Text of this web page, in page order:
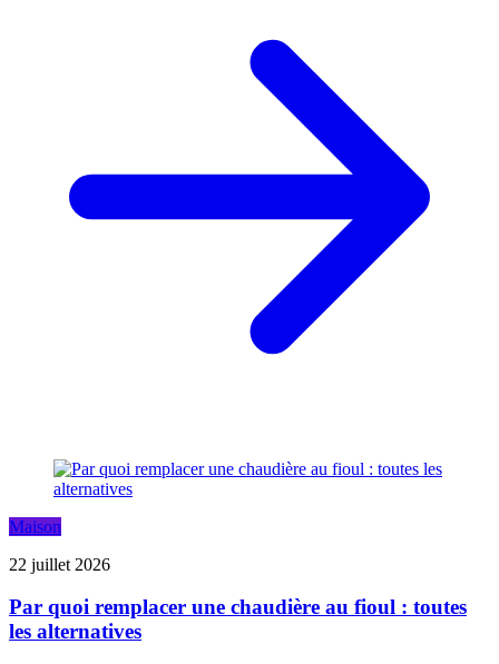
Maison
22 juillet 2026
Par quoi remplacer une chaudière au fioul : toutes
les alternatives